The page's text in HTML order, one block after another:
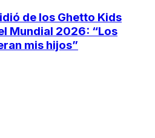
de los Ghetto Kids
Mundial 2026: “Los
mis hijos”